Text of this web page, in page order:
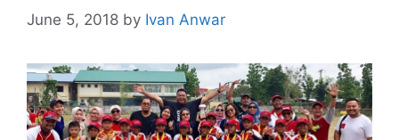
June 5, 2018 by Ivan Anwar